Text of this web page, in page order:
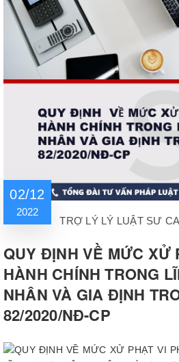
02/12
2022
TRỢ LÝ LÝ LUẬT SƯ
QUY ĐỊNH VỀ MỨC XỬ
HÀNH CHÍNH TRONG
NHÂN VÀ GIA ĐỊNH
82/2020/NĐ-CP